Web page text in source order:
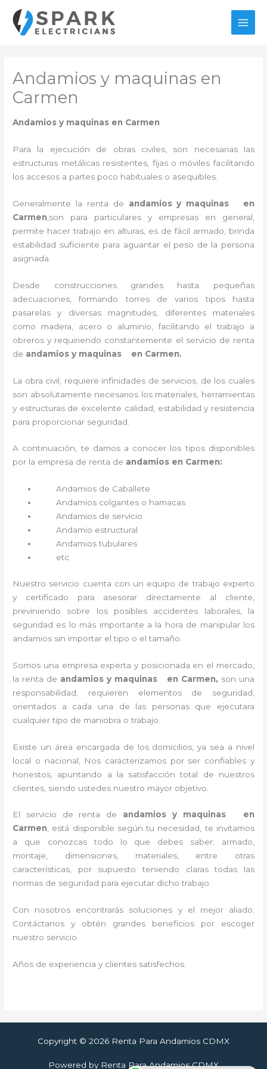
contenido
Andamios y maquinas en
Carmen
Andamios y maquinas en Carmen
Para la ejecución de obras civiles, son necesarias las
estructuras metálicas resistentes, fijas o móviles facilitando
los accesos a partes poco habituales o asequibles.
Generalmente la renta de andamios y maquinas en
Carmen ,son para particulares y empresas en general,
permite hacer trabajo en alturas, es de fácil armado, brinda
estabilidad suficiente para aguantar el peso de la persona
asignada.
Desde construcciones grandes hasta pequeñas
adecuaciones, formando torres de varios tipos hasta
pasarelas y diversas magnitudes, diferentes materiales
como madera, acero o aluminio, facilitando el trabajo a
obreros y requiriendo constantemente el servicio de renta
de andamios y maquinas en Carmen.
La obra civil, requiere infinidades de servicios, de los cuales
son absolutamente necesarios los materiales, herramientas
y estructuras de excelente calidad, estabilidad y resistencia
para proporcionar seguridad.
A continuación, te damos a conocer los tipos disponibles
por la empresa de renta de andamios en Carmen:
Andamios de Caballete
Andamios colgantes o hamacas
Andamios de servicio
Andamio estructural
Andamios tubulares
etc
Nuestro servicio cuenta con un equipo de trabajo experto
y certificado para asesorar directamente al cliente,
previniendo sobre los posibles accidentes laborales, la
seguridad es lo más importante a la hora de manipular los
andamios sin importar el tipo o el tamaño.
Somos una empresa experta y posicionada en el mercado,
la renta de andamios y maquinas en Carmen, son una
responsabilidad, requieren elementos de seguridad,
orientados a cada una de las personas que ejecutara
cualquier tipo de maniobra o trabajo.
Existe un área encargada de los domicilios, ya sea a nivel
local o nacional, Nos caracterizamos por ser confiables y
honestos, apuntando a la satisfacción total de nuestros
clientes, siendo ustedes nuestro mayor objetivo.
El servicio de renta de andamios y maquinas en
Carmen, está disponible según tu necesidad, te invitamos
a que conozcas todo lo que debes saber; armado,
montaje, dimensiones, materiales, entre otras
características, por supuesto teniendo claras todas las
normas de seguridad para ejecutar dicho trabajo.
Con nosotros encontrarás soluciones y el mejor aliado.
Contáctanos y obtén grandes beneficios por escoger
nuestro servicio.
Años de experiencia y clientes satisfechos.
Copyright © 2026 Renta Para Andamios CDMX
Powered by Renta Para Andamios CDMX